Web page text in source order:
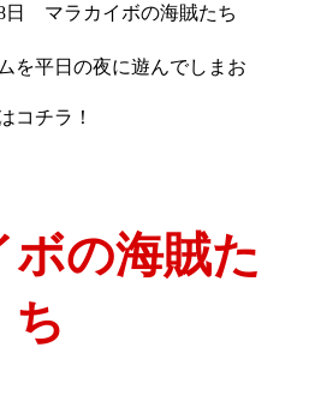
を平日の夜に遊んでしまお
コチラ！
ボの海賊た
ち